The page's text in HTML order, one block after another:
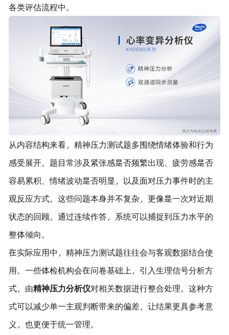
各类评估流程中。
从内容结构来看，精神压力测试题多围绕情绪体验和行为
感受展开。题目常涉及紧张感是否频繁出现、疲劳感是否
容易累积、情绪波动是否明显，以及面对压力事件时的主
观反应方式。这些问题本身并不复杂，更像是一次对近期
状态的回顾。通过连续作答，系统可以捕捉到压力水平的
整体倾向。
在实际应用中，精神压力测试题往往会与客观数据结合使
用。一些体检机构会在问卷基础上，引入生理信号分析方
式，由精神压力分析仪对相关数据进行整合处理。这种方
式可以减少单一主观判断带来的偏差，让结果更具参考意
义，也更便于统一管理。